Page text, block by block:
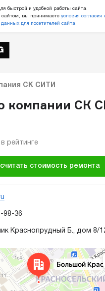
быстрой и удобной работы сайта.
сайтом, вы принимаете условия согласия
для посетителей сайта
СК СИТИ
компании СК
рейтинге
стоимость ремонта
98-36
Краснопрудный Б., дом 8/